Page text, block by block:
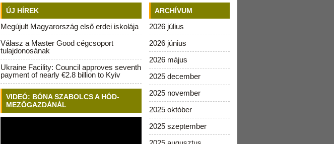
ÚJ HÍREK
Megújult Magyarország első erdei iskolája
Válasz a Master Good cégcsoport
tulajdonosának
Ukraine Facility: Council approves seventh
payment of nearly €2.8 billion to Kyiv
VIDEÓ: BÓNA SZABOLCS A HÓD-
MEZŐGAZDÁNÁL
ARCHÍVUM
2026 július
2026 június
2026 május
2025 december
2025 november
2025 október
2025 szeptember